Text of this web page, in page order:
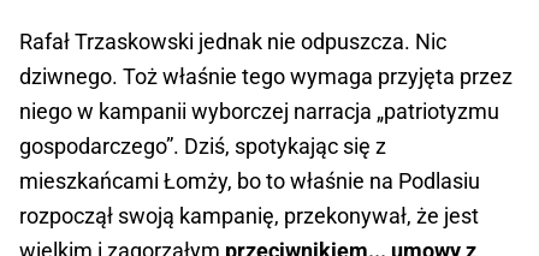
Rafał Trzaskowski jednak nie odpuszcza. Nic
dziwnego. Toż właśnie tego wymaga przyjęta przez
niego w kampanii wyborczej narracja „patriotyzmu
gospodarczego”. Dziś, spotykając się z
mieszkańcami Łomży, bo to właśnie na Podlasiu
rozpoczął swoją kampanię, przekonywał, że jest
wielkim i zagorzałym przeciwnikiem... umowy z